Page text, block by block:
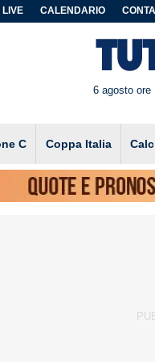
LIVE CALENDARIO
6 agosto ore
C Coppa Italia